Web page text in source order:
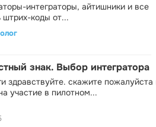
интеграторы, айтишники и все
коды от...
знак. Выбор интегратора
здравствуйте. скажите пожалуйста
участие в пилотном...